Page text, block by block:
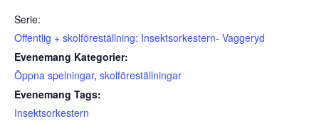
Serie:
Offentlig + skolföreställning: Insektsorkestern- Vaggeryd
Evenemang Kategorier:
Öppna spelningar, skolföreställningar
Evenemang Tags:
Insektsorkestern